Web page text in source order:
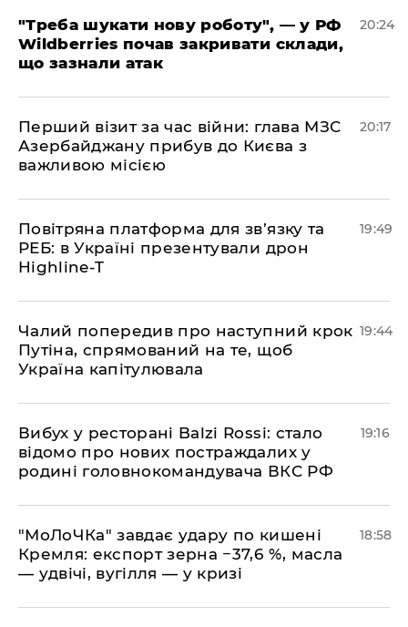
​"Треба шукати нову роботу", — у РФ
Wildberries почав закривати склади,
що зазнали атак
20:24
​Перший візит за час війни: глава МЗС
Азербайджану прибув до Києва з
важливою місією
20:17
​Повітряна платформа для зв’язку та
РЕБ: в Україні презентували дрон
Highline-T
19:49
​Чалий попередив про наступний крок
Путіна, спрямований на те, щоб
Україна капітулювала
19:44
​Вибух у ресторані Balzi Rossi: стало
відомо про нових постраждалих у
родині головнокомандувача ВКС РФ
19:16
​"МоЛоЧКа" завдає удару по кишені
Кремля: експорт зерна −37,6 %, масла
— удвічі, вугілля — у кризі
18:58